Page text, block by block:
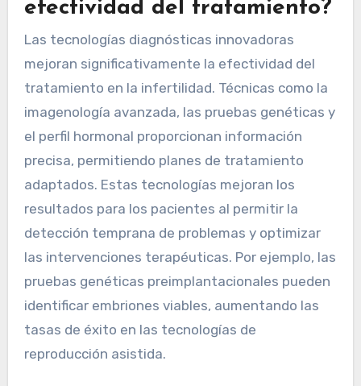
efectividad del tratamiento?
Las tecnologías diagnósticas innovadoras
mejoran significativamente la efectividad del
tratamiento en la infertilidad. Técnicas como la
imagenología avanzada, las pruebas genéticas y
el perfil hormonal proporcionan información
precisa, permitiendo planes de tratamiento
adaptados. Estas tecnologías mejoran los
resultados para los pacientes al permitir la
detección temprana de problemas y optimizar
las intervenciones terapéuticas. Por ejemplo, las
pruebas genéticas preimplantacionales pueden
identificar embriones viables, aumentando las
tasas de éxito en las tecnologías de
reproducción asistida.